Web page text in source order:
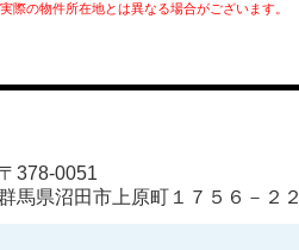
の物件所在地とは異なる場合がございます。
〒378-0051
馬県沼田市上原町１７５６－２２